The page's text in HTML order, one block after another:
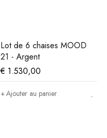
Lot de 6 chaises MOOD
21 - Argent
€ 1.530,00
Ajouter au panier